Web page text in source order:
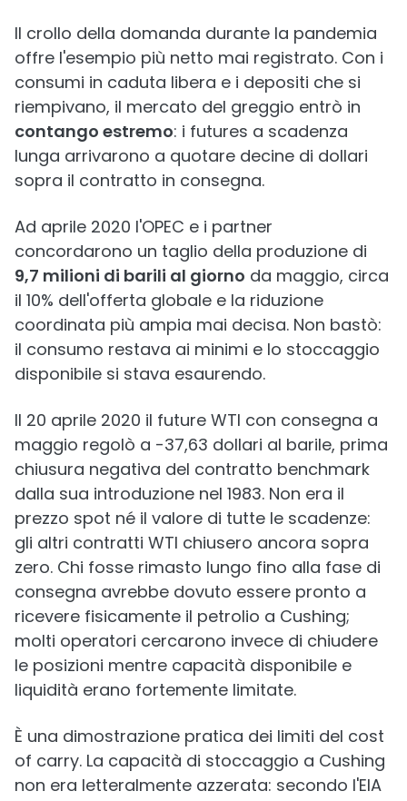
Il crollo della domanda durante la pandemia
offre l'esempio più netto mai registrato. Con i
consumi in caduta libera e i depositi che si
riempivano, il mercato del greggio entrò in
contango estremo: i futures a scadenza
lunga arrivarono a quotare decine di dollari
sopra il contratto in consegna.
Ad aprile 2020 l'OPEC e i partner
concordarono un taglio della produzione di
9,7 milioni di barili al giorno da maggio, circa
il 10% dell'offerta globale e la riduzione
coordinata più ampia mai decisa. Non bastò:
il consumo restava ai minimi e lo stoccaggio
disponibile si stava esaurendo.
Il 20 aprile 2020 il future WTI con consegna a
maggio regolò a -37,63 dollari al barile, prima
chiusura negativa del contratto benchmark
dalla sua introduzione nel 1983. Non era il
prezzo spot né il valore di tutte le scadenze:
gli altri contratti WTI chiusero ancora sopra
zero. Chi fosse rimasto lungo fino alla fase di
consegna avrebbe dovuto essere pronto a
ricevere fisicamente il petrolio a Cushing;
molti operatori cercarono invece di chiudere
le posizioni mentre capacità disponibile e
liquidità erano fortemente limitate.
È una dimostrazione pratica dei limiti del cost
of carry. La capacità di stoccaggio a Cushing
non era letteralmente azzerata: secondo l'EIA